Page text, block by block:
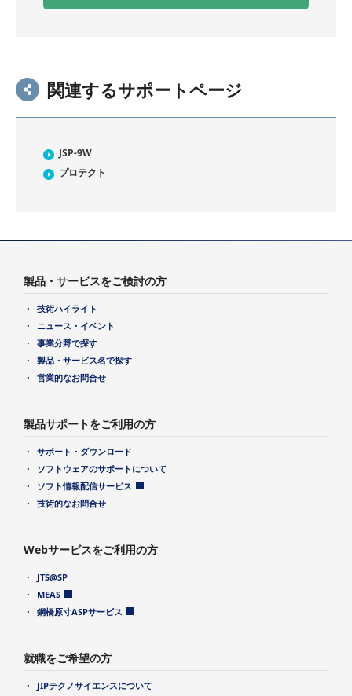
関連するサポートページ
JSP-9W
プロテクト
製品・サービスをご検討の方
技術ハイライト
ニュース・イベント
事業分野で探す
製品・サービス名で探す
営業的なお問合せ
製品サポートをご利用の方
サポート・ダウンロード
ソフトウェアのサポートについて
ソフト情報配信サービス
技術的なお問合せ
Webサービスをご利用の方
JTS@SP
MEAS
鋼橋原寸ASPサービス
就職をご希望の方
JIPテクノサイエンスについて